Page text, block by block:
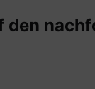
den